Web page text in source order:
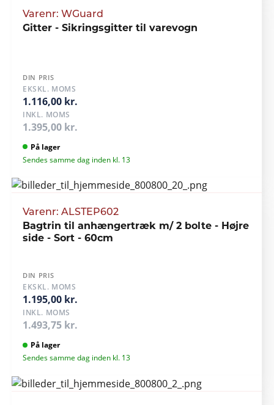
Varenr: WGuard
Gitter - Sikringsgitter til varevogn
DIN PRIS
EKSKL. MOMS
1.116,00 kr.
INKL. MOMS
1.395,00 kr.
På lager
Sendes samme dag inden kl. 13
Varenr: ALSTEP602
Bagtrin til anhængertræk m/ 2 bolte - Højre
side - Sort - 60cm
DIN PRIS
EKSKL. MOMS
1.195,00 kr.
INKL. MOMS
1.493,75 kr.
På lager
Sendes samme dag inden kl. 13